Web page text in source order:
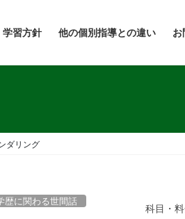
学習方針 他の個別指導との違い お
ダリング
歴に関わる世間話
科目・